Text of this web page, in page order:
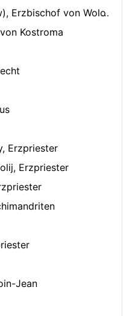
von Wolokolamsk und Jurjew
Kostroma
Erzpriester
Erzpriester
Jean